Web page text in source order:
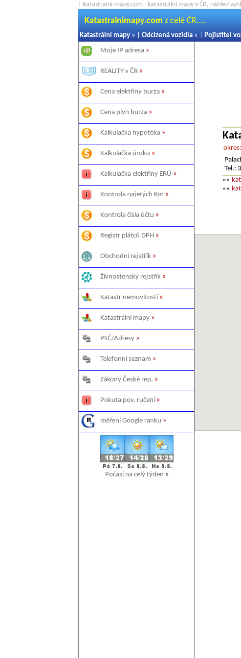
| Katastralni-mapy.com - katastrální mapy v ČR, náhled
Katastralnimapy.com z celé ČR....
Katastrální mapy » | Odcizená vozidla » | Pojistitel
Moje IP adresa »
REALITY v ČR »
Cena elektřiny burza »
Cena plyn burza »
Kalkulačka hypotéka »
Kalkulačka úroku »
Kalkulačka elektřiny ERÚ »
Kontrola najetých Km »
Kontrola čísla účtu »
Registr plátců DPH »
Obchodní rejstřík »
Živnostenský rejstřík »
Katastr nemovitostí »
Katastrální mapy »
PSČ/Adresy »
Telefonní seznam »
Zákony České rep. »
Pokuta pov. ručení »
měření Google ranku »
Počasí na celý týden »
Tel.:
««
««